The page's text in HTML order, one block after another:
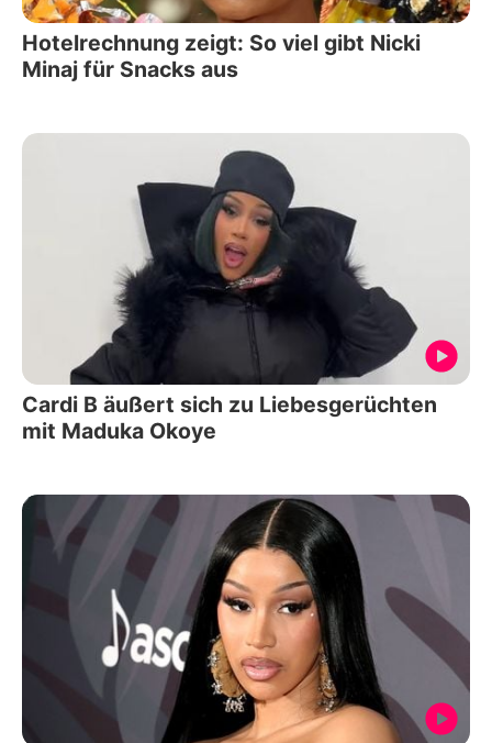
Hotelrechnung zeigt: So viel gibt Nicki
Minaj für Snacks aus
Cardi B äußert sich zu Liebesgerüchten
mit Maduka Okoye